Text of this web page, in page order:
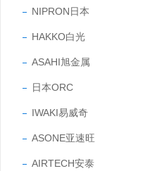
NIPRON日本
HAKKO白光
ASAHI旭金属
日本ORC
IWAKI易威奇
ASONE亚速旺
AIRTECH安泰